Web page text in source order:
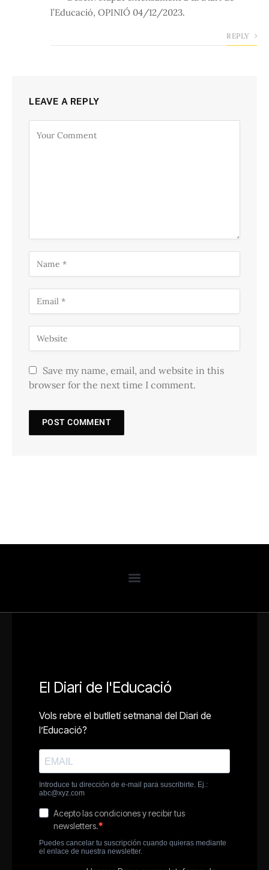
l’Educació, OPINIÓ 04/12/2023.
REPLY
LEAVE A REPLY
Save my name, email, and website in this
browser for the next time I comment.